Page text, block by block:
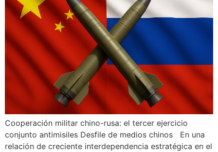
Cooperación militar chino-rusa: el tercer ejercicio
conjunto antimisiles Desfile de medios chinos En una
relación de creciente interdependencia estratégica en el